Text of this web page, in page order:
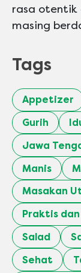
rasa otentik
masing
Tags
Appetizer
Gurih
Jawa
Manis
Masakan
Praktis
Salad
Sehat